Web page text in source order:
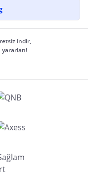
indir,
yararlan!